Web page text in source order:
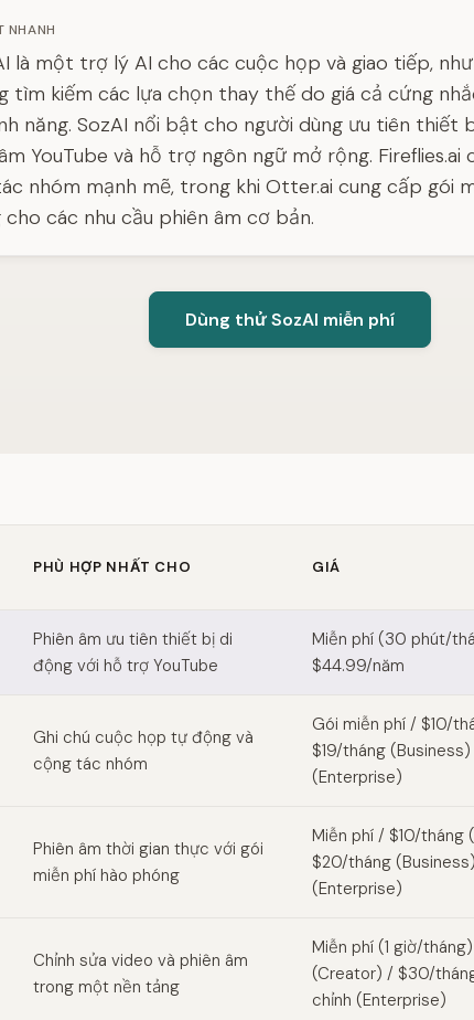
NHANH
là một trợ lý AI cho các cuộc họp và giao tiếp,
tìm kiếm các lựa chọn thay thế do giá cả cứng
năng. SozAI nổi bật cho người dùng ưu tiên thiết
YouTube và hỗ trợ ngôn ngữ mở rộng. Fireflies.ai
nhóm mạnh mẽ, trong khi Otter.ai cung cấp gói
các nhu cầu phiên âm cơ bản.
Dùng thử SozAI miễn phí
PHÙ HỢP NHẤT CHO GIÁ
Phiên âm ưu tiên thiết bị di
động với hỗ trợ YouTube
Miễn phí (30 phút/
$44.99/năm
Ghi chú cuộc họp tự động và
cộng tác nhóm
Gói miễn phí / $10/
$19/tháng
(Enterprise)
Phiên âm thời gian thực với gói
miễn phí hào phóng
Miễn phí / $10/tháng
$20/tháng
(Enterprise)
Chỉnh sửa video và phiên âm
trong một nền tảng
Miễn phí (1 giờ/
(Creator) / $30/
chỉnh (Enterprise)